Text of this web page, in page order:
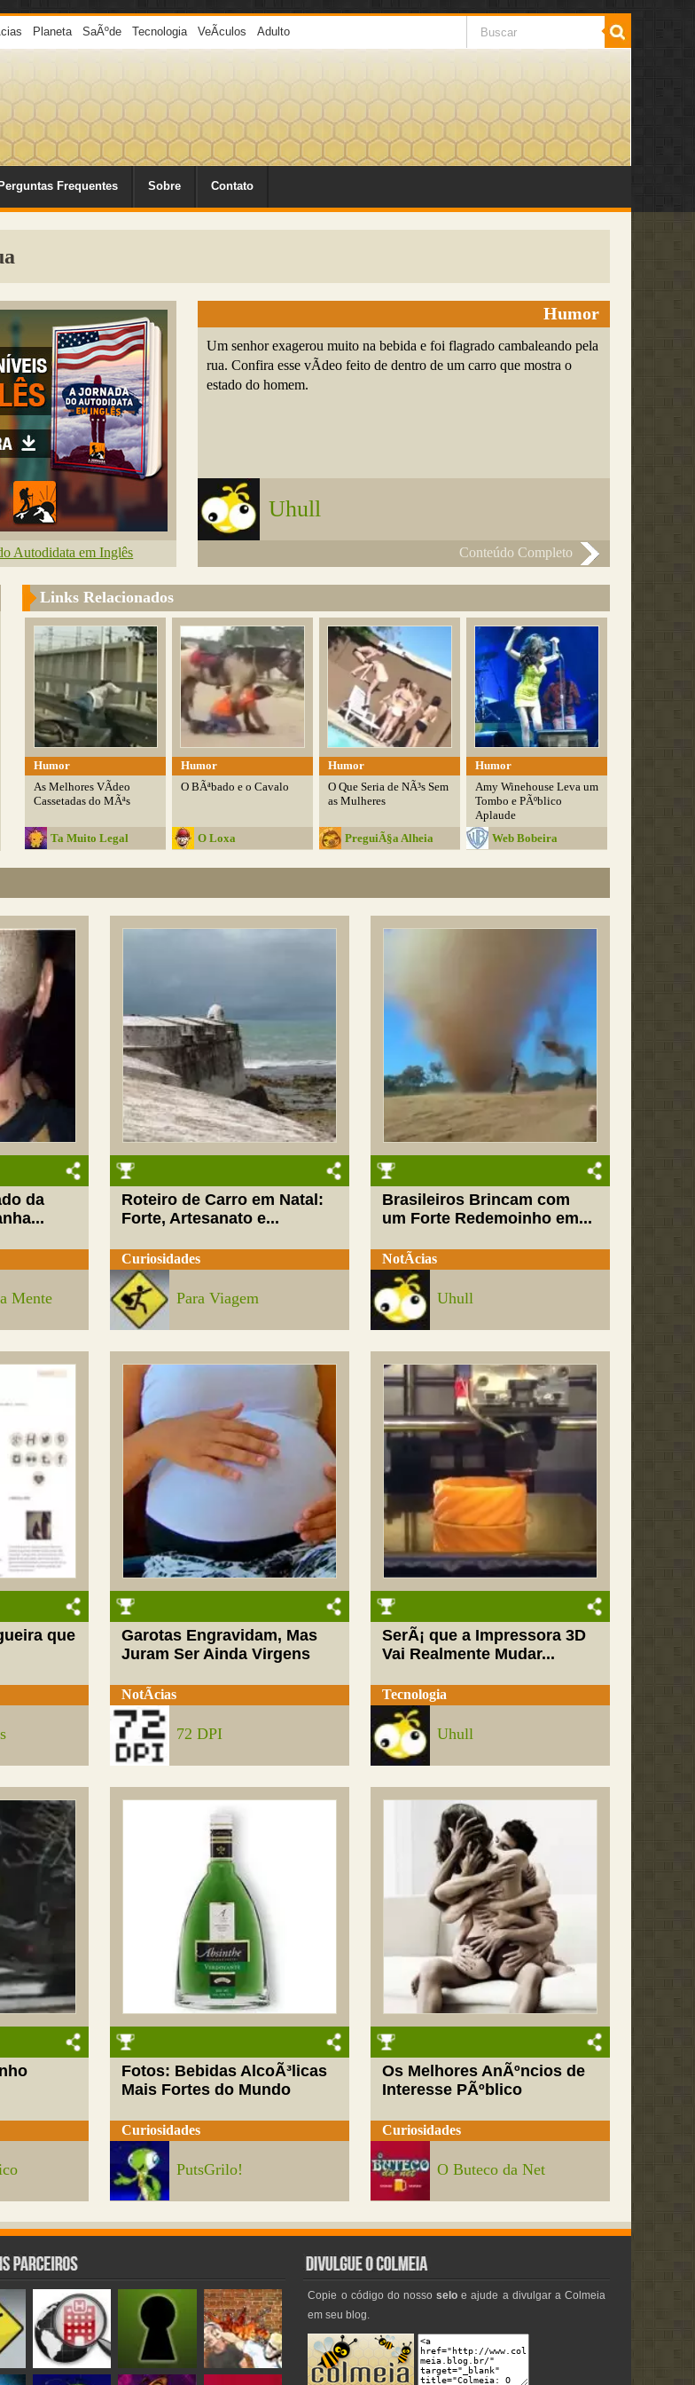
Planeta SaÃºde Tecnologia VeÃ­culos Adulto
Perguntas Frequentes Sobre Contato
Autodidata em Inglês
Humor
Um senhor exagerou muito na bebida e foi flagrado cambaleando pela
rua. Confira esse vÃ­deo feito de dentro de um carro que mostra o
estado do homem.
Uhull
Conteúdo Completo
Links Relacionados
Humor
As Melhores VÃ­deo
Cassetadas do MÃªs
Ta Muito Legal
Humor
O BÃªbado e o Cavalo
O Loxa
Humor
O Que Seria de NÃ³s Sem
as Mulheres
PreguiÃ§a Alheia
Humor
Amy Winehouse Leva um
Tombo e PÃºblico
Aplaude
Web Bobeira
da
Mente
Roteiro de Carro em Natal:
Forte, Artesanato e...
Curiosidades
Para Viagem
Brasileiros Brincam com
um Forte Redemoinho em...
NotÃ­cias
Uhull
que
Garotas Engravidam, Mas
Juram Ser Ainda Virgens
NotÃ­cias
72 DPI
SerÃ¡ que a Impressora 3D
Vai Realmente Mudar...
Tecnologia
Uhull
Fotos: Bebidas AlcoÃ³licas
Mais Fortes do Mundo
Curiosidades
PutsGrilo!
Os Melhores AnÃºncios de
Interesse PÃºblico
Curiosidades
O Buteco da Net
Copie o código do nossoselo e ajude a divulgar a Colmeia
em seu blog.